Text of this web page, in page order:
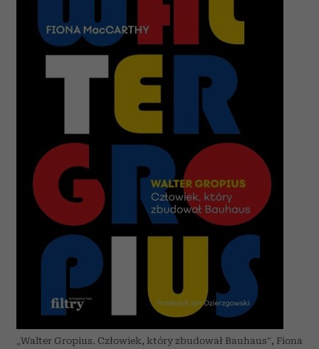
i reklam, aby oferować funkcje społecznościowe i
analizować ruch w naszej witrynie. Informacje o tym, jak
korzystasz z naszej witryny, udostępniamy partnerom
społecznościowym, reklamowym i analitycznym.
Partnerzy mogą połączyć te informacje z innymi danymi
otrzymanymi od Ciebie lub uzyskanymi podczas
korzystania z ich usług.
„Walter Gropius. Człowiek, który zbudował Bauhaus”, Fiona